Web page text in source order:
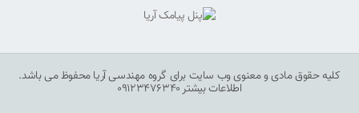
کلیه حقوق مادی و معنوی وب سایت برای گروه مهندسی آریا محفوظ می باشد.
اطلاعات بیشتر 09123476340